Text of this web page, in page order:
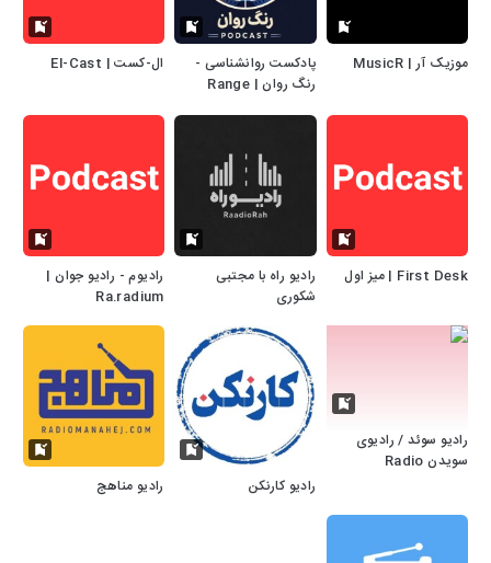
موزیک آر | MusicR
پادکست روانشناسی -
رنگ روان | Range
ال-کست | El-Cast
First Desk | میز اول
رادیو راه با مجتبی
شکوری
رادیوم - رادیو جوان |
Ra.radium
رادیو سوئد / رادیوی
سویدن Radio
رادیو کارنکن رادیو مناهج